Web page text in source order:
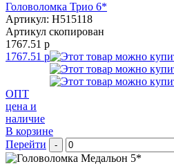
Головоломка Трио 6*
Артикул: H515118
Артикул скопирован
1767.51 р
1767.51 р
ОПТ
цена и
наличие
В корзине
Перейти
-